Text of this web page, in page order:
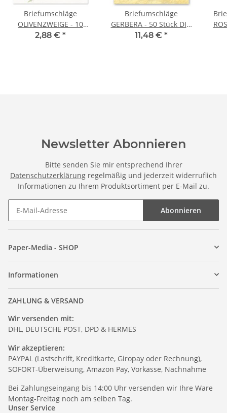
Briefumschläge
OLIVENZWEIGE - 10
Stück DIN LANG (ohne
2,88 € *
Briefumschläge
GERBERA - 50 Stück DIN
LANG (ohne Fenster)
11,48 € *
Newsletter Abonnieren
Bitte senden Sie mir entsprechend Ihrer
Datenschutzerklärung regelmäßig und jederzeit widerruflich
Informationen zu Ihrem Produktsortiment per E-Mail zu.
Abonnieren
Paper-Media - SHOP
Informationen
ZAHLUNG & VERSAND
Wir versenden mit:
DHL, DEUTSCHE POST, DPD & HERMES
Wir akzeptieren:
PAYPAL (Lastschrift, Kreditkarte, Giropay oder Rechnung),
SOFORT-Überweisung, Amazon Pay, Vorkasse, Nachnahme
Bei Zahlungseingang bis 14:00 Uhr versenden wir Ihre Ware
Montag-Freitag noch am selben Tag.
Unser Service